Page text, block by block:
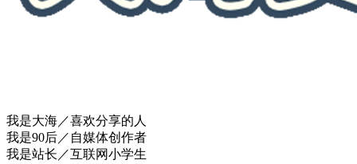
我是大海／喜欢分享的人
我是90后／自媒体创作者
我是站长／互联网小学生